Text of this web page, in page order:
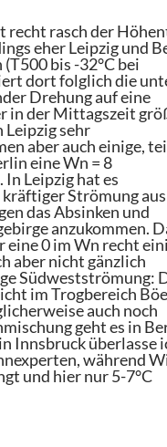
recht rasch der
eher Leipzig und
bis -32°C bei
dort folglich die
Drehung auf eine
in der Mittagszeit
Leipzig sehr
aber auch einige,
eine Wn = 8
Leipzig hat es
Strömung
das Absinken und
anzukommen.
eine 0 im Wn recht
aber nicht gänzlich
Südwestströmung:
im Trogbereich
auch noch
geht es in
Innsbruck überlasse
während
und hier nur 5-7°C